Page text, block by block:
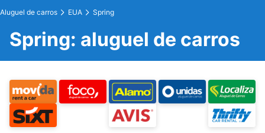
Aluguel de carros EUA Spring
Spring: aluguel de carros